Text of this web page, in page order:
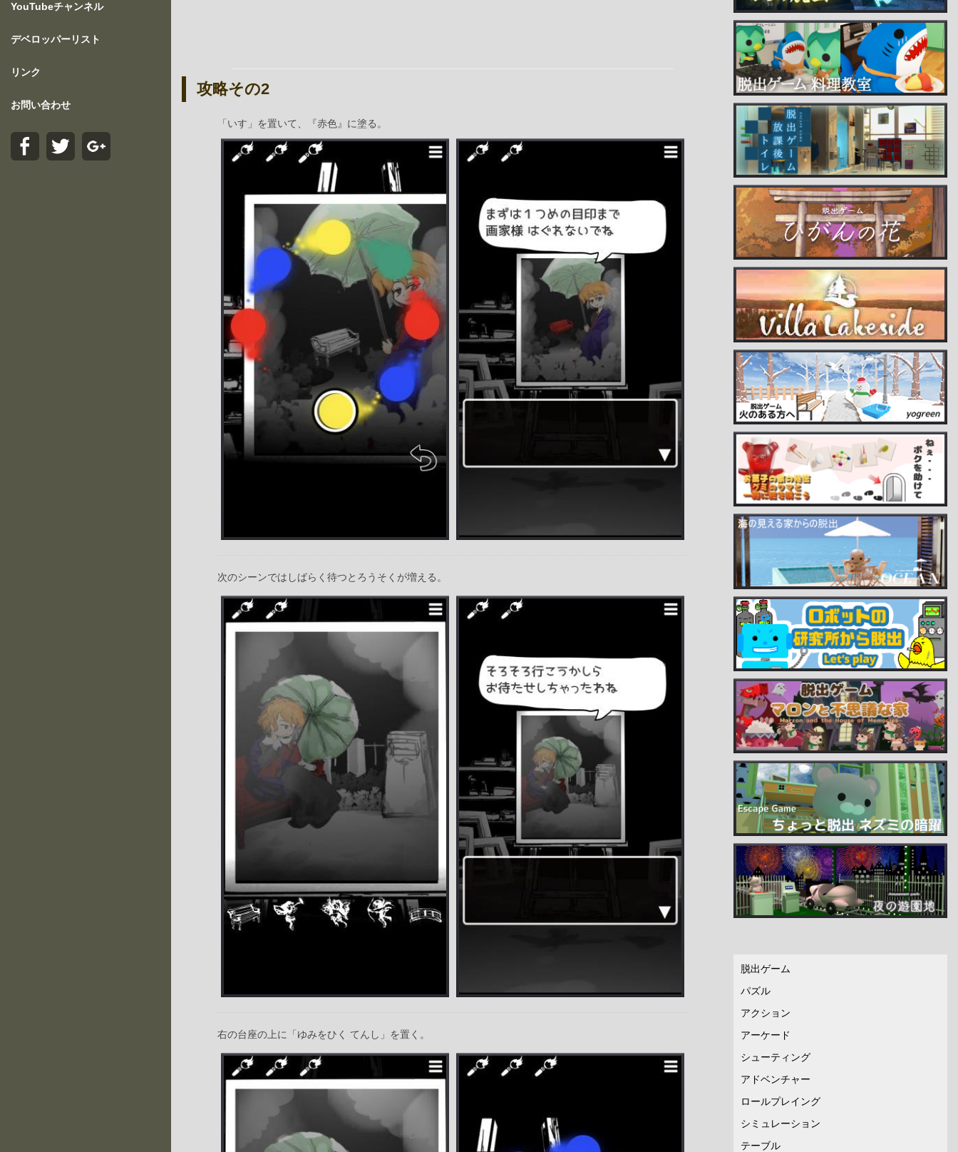
YouTubeチャンネル
デベロッパーリスト
リンク
お問い合わせ
攻略その2
「いす」を置いて、『赤色』に塗る。
次のシーンではしばらく待つとろうそくが増える。
右の台座の上に「ゆみをひく てんし」を置く。
脱出ゲーム
パズル
アクション
アーケード
シューティング
アドベンチャー
ロールプレイング
シミュレーション
テーブル